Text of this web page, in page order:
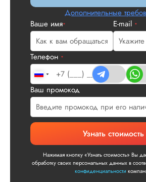
Дополнительные
Ваше имя* E-mail *
Телефон *
Ваш промокод
Узнать стоимость
Нажимая кнопку «Узнать стоимость» Вы
обработку своих персональных данных в
конфиденциальности